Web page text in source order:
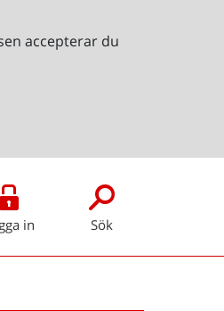
accepterar du
in Sök